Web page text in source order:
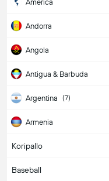
America
Andorra
Angola
Antigua & Barbuda
Argentina (7)
Armenia
Aruba
Asia
Koripallo
Baseball